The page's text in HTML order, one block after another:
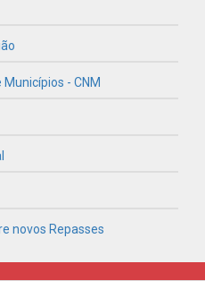
- CNM
novos Repasses